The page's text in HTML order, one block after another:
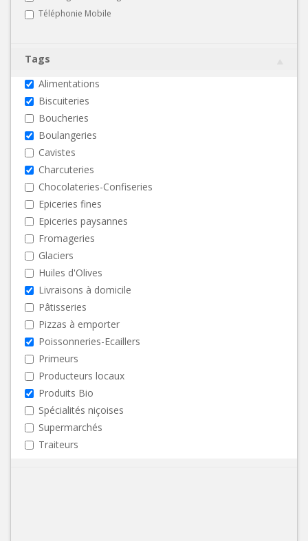
Téléphonie Mobile
Tags
Alimentations
Biscuiteries
Boucheries
Boulangeries
Cavistes
Charcuteries
Chocolateries-Confiseries
Epiceries fines
Epiceries paysannes
Fromageries
Glaciers
Huiles d'Olives
Livraisons à domicile
Pâtisseries
Pizzas à emporter
Poissonneries-Ecaillers
Primeurs
Producteurs locaux
Produits Bio
Spécialités niçoises
Supermarchés
Traiteurs